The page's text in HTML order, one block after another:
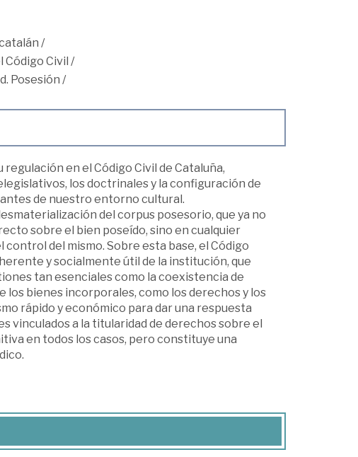
/
Código Civil /
Posesión /
en el Código Civil de Cataluña,
los doctrinales y la configuración de
de nuestro entorno cultural.
del corpus posesorio, que ya no
sobre el bien poseído, sino en cualquier
del mismo. Sobre esta base, el Código
y socialmente útil de la institución, que
tan esenciales como la coexistencia de
los bienes incorporales, como los derechos y los
rápido y económico para dar una respuesta
vinculados a la titularidad de derechos sobre el
en todos los casos, pero constituye una